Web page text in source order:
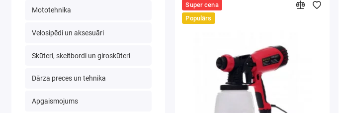
Mototehnika
Velosipēdi un aksesuāri
Skūteri, skeitbordi un giroskūteri
Dārza preces un tehnika
Apgaismojums
Super cena
Populārs